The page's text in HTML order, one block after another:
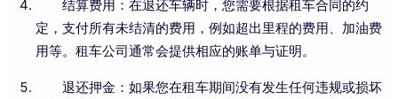
结算费用：在退还车辆时，您需要根据租车合同的约
定，支付所有未结清的费用，例如超出里程的费用、加油费
用等。租车公司通常会提供相应的账单与证明。
退还押金：如果您在租车期间没有发生任何违规或损坏